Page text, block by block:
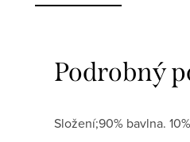
Podrobný
Složení;90% bavlna.